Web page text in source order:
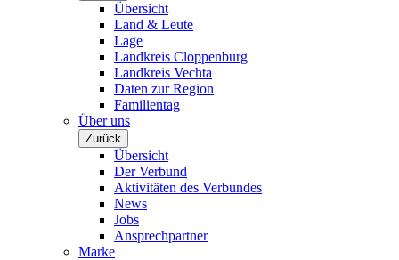
Übersicht
Land & Leute
Lage
Landkreis Cloppenburg
Landkreis Vechta
Daten zur Region
Familientag
Über uns
Zurück
Übersicht
Der Verbund
Aktivitäten des Verbundes
News
Jobs
Ansprechpartner
Marke